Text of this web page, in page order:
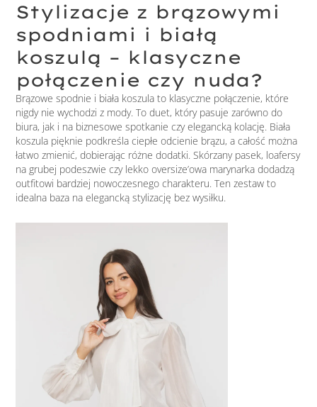
Stylizacje z brązowymi
spodniami i białą
koszulą – klasyczne
połączenie czy nuda?
Brązowe spodnie i biała koszula to klasyczne połączenie, które
nigdy nie wychodzi z mody. To duet, który pasuje zarówno do
biura, jak i na biznesowe spotkanie czy elegancką kolację. Biała
koszula pięknie podkreśla ciepłe odcienie brązu, a całość można
łatwo zmienić, dobierając różne dodatki. Skórzany pasek, loafersy
na grubej podeszwie czy lekko oversize’owa marynarka dodadzą
outfitowi bardziej nowoczesnego charakteru. Ten zestaw to
idealna baza na elegancką stylizację bez wysiłku.